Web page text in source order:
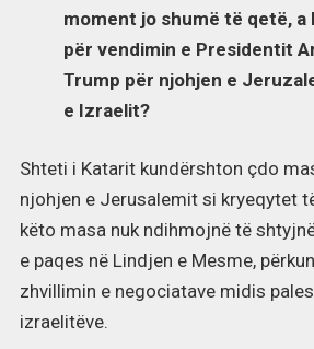
moment jo shumë të qetë, a
për vendimin e Presidentit
Trump për njohjen e
e Izraelit?
Shteti i Katarit kundërshton çdo
njohjen e Jerusalemit si kryeqytet
këto masa nuk ndihmojnë të
e paqes në Lindjen e Mesme,
zhvillimin e negociatave midis
izraelitëve.